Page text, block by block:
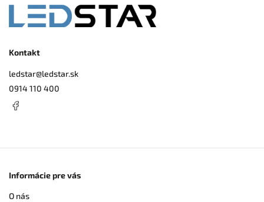
Kontakt
ledstar@ledstar.sk
0914 110 400
Informácie pre vás
O nás